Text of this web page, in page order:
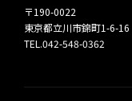
〒190-0022
東京都立川市錦町1-6-16
TEL.042-548-0362